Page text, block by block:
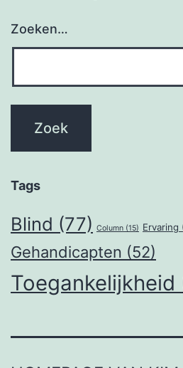
Zoeken…
Tags
Blind (77) Column (15) Ervaring
Gehandicapten (52)
Toegankelijkheid